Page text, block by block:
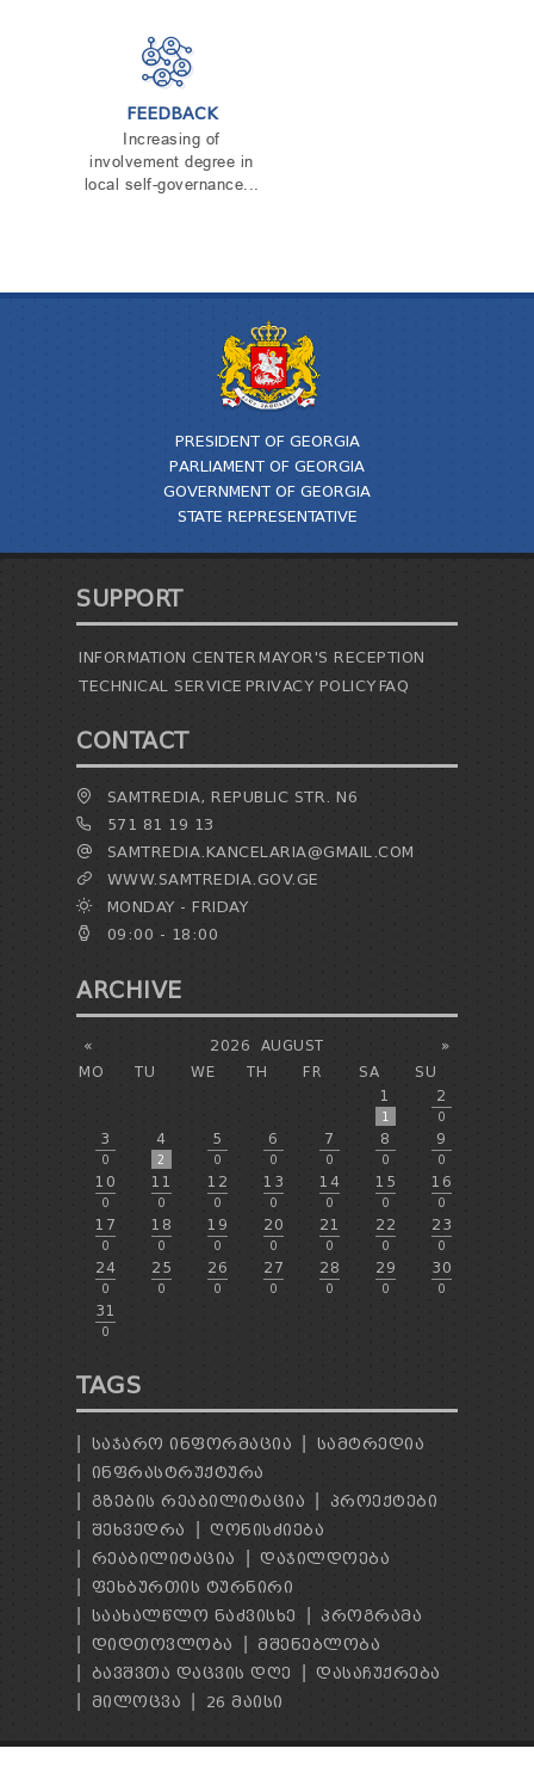
FEEDBACK
Increasing of
involvement degree in
local self-governance...
PRESIDENT OF GEORGIA
PARLIAMENT OF GEORGIA
GOVERNMENT OF GEORGIA
STATE REPRESENTATIVE
SUPPORT
INFORMATION CENTERMAYOR'S RECEPTION
TECHNICAL SERVICE PRIVACY POLICYFAQ
CONTACT
SAMTREDIA, REPUBLIC STR. N6
571 81 19 13
SAMTREDIA.KANCELARIA@GMAIL.COM
WWW.SAMTREDIA.GOV.GE
MONDAY - FRIDAY
09:00 - 18:00
ARCHIVE
« »
2026
AUGUST
MO
TU WE TH FR SA
SU
1
1
2
0
3
0
4
2
5
0
6
0
7
0
8
0
9
0
10
0
11
0
12
0
13
0
14
0
15
0
16
0
17
0
18
0
19
0
20
0
21
0
22
0
23
0
24
0
25
0
26
0
27
0
28
0
29
0
30
0
31
0
TAGS
ᲡᲐᲯᲐᲠᲝ ᲘᲜᲤᲝᲠᲛᲐᲪᲘᲐ
ᲡᲐᲛᲢᲠᲔᲓᲘᲐ
ᲘᲜᲤᲠᲐᲡᲢᲠᲣᲥᲢᲣᲠᲐ
ᲒᲖᲔᲑᲘᲡ ᲠᲔᲐᲑᲘᲚᲘᲢᲐᲪᲘᲐ
ᲞᲠᲝᲔᲥᲢᲔᲑᲘ
ᲨᲔᲮᲕᲔᲓᲠᲐ
ᲦᲝᲜᲘᲡᲫᲘᲔᲑᲐ
ᲠᲔᲐᲑᲘᲚᲘᲢᲐᲪᲘᲐ
ᲓᲐᲯᲘᲚᲓᲝᲔᲑᲐ
ᲤᲔᲮᲑᲣᲠᲗᲘᲡ ᲢᲣᲠᲜᲘᲠᲘ
ᲡᲐᲐᲮᲐᲚᲬᲚᲝ ᲜᲐᲫᲕᲘᲡᲮᲔ
ᲞᲠᲝᲒᲠᲐᲛᲐ
ᲓᲘᲓᲗᲝᲕᲚᲝᲑᲐ
ᲛᲨᲔᲜᲔᲑᲚᲝᲑᲐ
ᲑᲐᲕᲨᲕᲗᲐ ᲓᲐᲪᲕᲘᲡ ᲓᲦᲔ
ᲓᲐᲡᲐᲩᲣᲥᲠᲔᲑᲐ
ᲛᲘᲚᲝᲪᲕᲐ
26 ᲛᲐᲘᲡᲘ